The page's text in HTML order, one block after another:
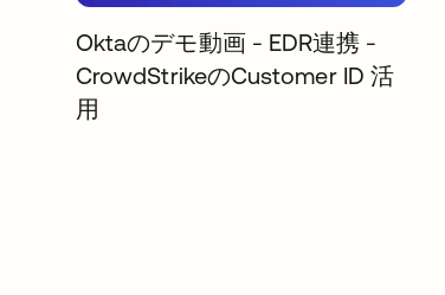
Oktaのデモ動画 - EDR連携 -
CrowdStrikeのCustomer ID 活
用